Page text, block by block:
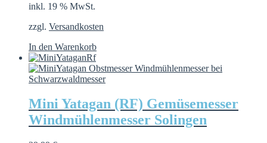
inkl. 19 % MwSt.
zzgl. Versandkosten
In den Warenkorb
Mini Yatagan (RF) Gemüsemesser
Windmühlenmesser Solingen